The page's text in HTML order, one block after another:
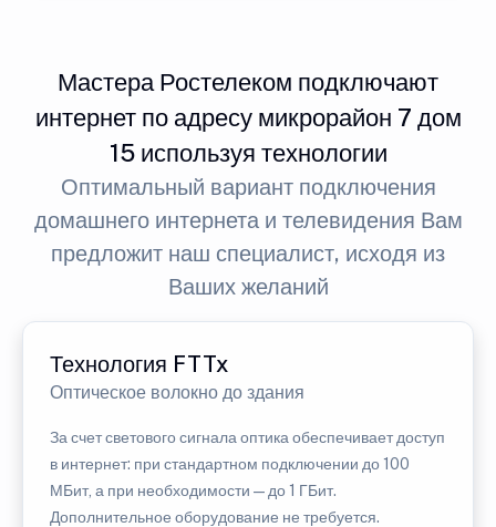
Мастера Ростелеком подключают
интернет по адресу микрорайон 7 дом
15 используя технологии
Оптимальный вариант подключения
домашнего интернета и телевидения Вам
предложит наш специалист, исходя из
Ваших желаний
Технология FTTx
Оптическое волокно до здания
За счет светового сигнала оптика обеспечивает доступ
в интернет: при стандартном подключении до 100
МБит, а при необходимости — до 1 ГБит.
Дополнительное оборудование не требуется.